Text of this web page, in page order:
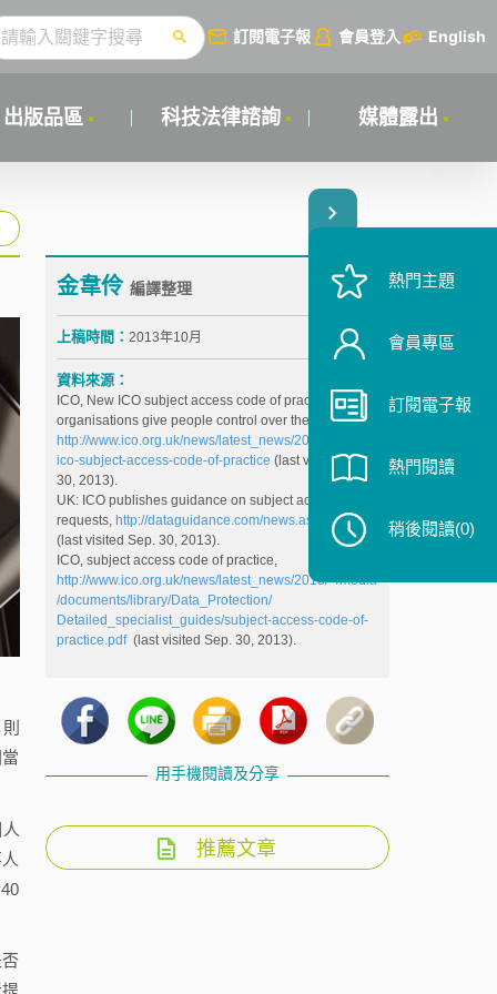
訂閱電子報 會員登入 English
出版品區 科技法律諮詢 媒體露出
金韋伶 編譯整理
上稿時間： 2013年10月
資料來源：
ICO, New ICO subject access code of practice helps
organisations give people control over their data,
http://www.ico.org.uk/news/latest_news/2013/new-
ico-subject-access-code-of-practice (last visited Sep.
30, 2013).
UK: ICO publishes guidance on subject access
requests, http://dataguidance.com/news.asp?id=2093
(last visited Sep. 30, 2013).
ICO, subject access code of practice,
http://www.ico.org.uk/news/latest_news/2013/~/media
/documents/library/Data_Protection/
Detailed_specialist_guides/subject-access-code-of-
practice.pdf(last visited Sep. 30, 2013).
用手機閱讀及分享
推薦文章
熱門主題
會員專區
訂閱電子報
熱門閱讀
稍後閱讀(0)